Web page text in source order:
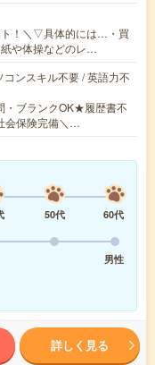
ト！＼▽具体的には…・買
や体操などのレ…
ンスキル不要 / 英語力不
・ブランクOK★履歴書不
会保険完備＼…
50代
60代
男性
詳しく見る